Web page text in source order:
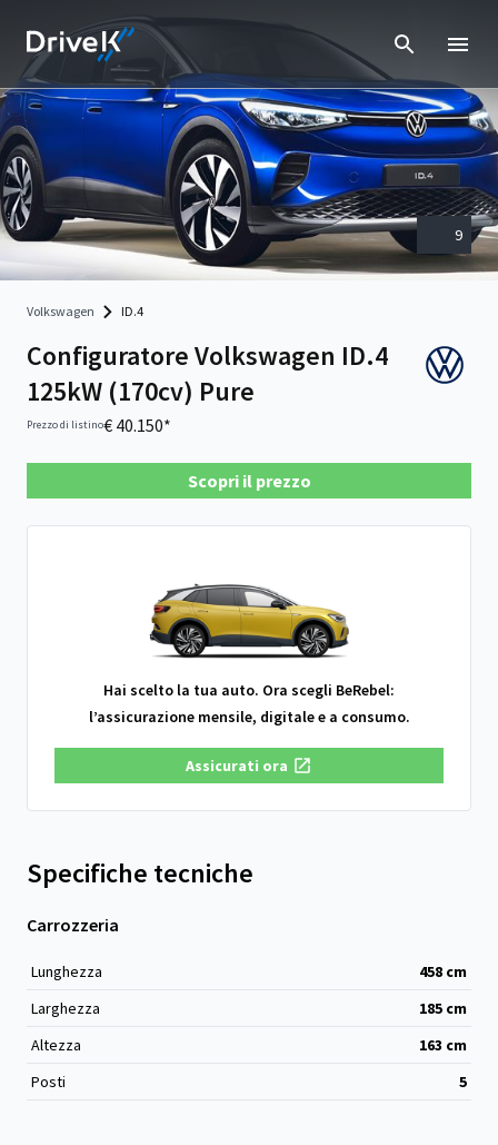
9
Volkswagen ID.4
Configuratore Volkswagen ID.4
125kW (170cv) Pure
Prezzo di listino€ 40.150*
Scopri il prezzo
Hai scelto la tua auto. Ora scegli BeRebel:
l’assicurazione mensile, digitale e a consumo.
Assicurati ora
Specifiche tecniche
Carrozzeria
Lunghezza 458 cm
Larghezza
185 cm
Altezza
163 cm
Posti
5